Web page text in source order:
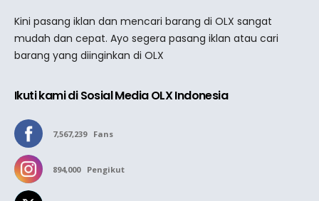
Kini pasang iklan dan mencari barang di OLX sangat
mudah dan cepat. Ayo segera pasang iklan atau cari
barang yang diinginkan di OLX
Ikuti kami di Sosial Media OLX Indonesia
7,567,239 Fans
894,000 Pengikut